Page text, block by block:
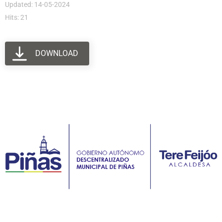
Updated: 14-05-2024
Hits: 21
DOWNLOAD